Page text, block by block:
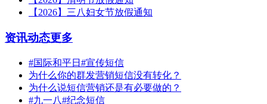
【2026】三八妇女节放假通知
资讯动态更多
#国际和平日#宣传短信
为什么你的群发营销短信没有转化？
为什么说短信营销还是有必要做的？
#九一八#纪念短信